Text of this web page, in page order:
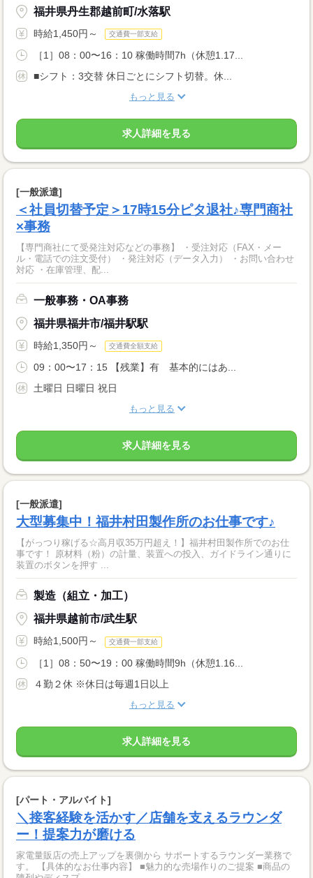
福井県丹生郡越前町/水落駅
時給1,450円～ 交通費一部支給
［1］08：00〜16：10 稼働時間7h（休憩1.17...
■シフト：3交替 休日ごとにシフト切替。休...
もっと見る
求人詳細を見る
[一般派遣]
＜社員切替予定＞17時15分ピタ退社♪専門商社
×事務
【専門商社にて受発注対応などの事務】 ・受注対応（FAX・メー
ル・電話での注文受付） ・発注対応（データ入力） ・お問い合わせ
対応 ・在庫管理、配...
一般事務・OA事務
福井県福井市/福井駅駅
時給1,350円～ 交通費全額支給
09：00〜17：15 【残業】有 基本的にはあ...
土曜日 日曜日 祝日
もっと見る
求人詳細を見る
[一般派遣]
大型募集中！福井村田製作所のお仕事です♪
【がっつり稼げる☆高月収35万円超え！】福井村田製作所でのお仕
事です！ 原材料（粉）の計量、装置への投入、ガイドライン通りに
装置のボタンを押す ...
製造（組立・加工）
福井県越前市/武生駅
時給1,500円～ 交通費一部支給
［1］08：50〜19：00 稼働時間9h（休憩1.16...
４勤２休 ※休日は毎週1日以上
もっと見る
求人詳細を見る
[パート・アルバイト]
＼接客経験を活かす／店舗を支えるラウンダ
ー！提案力が磨ける
家電量販店の売上アップを裏側から サポートするラウンダー業務で
す。 【具体的なお仕事内容】 ■魅力的な売場作りのご提案 ■商品の